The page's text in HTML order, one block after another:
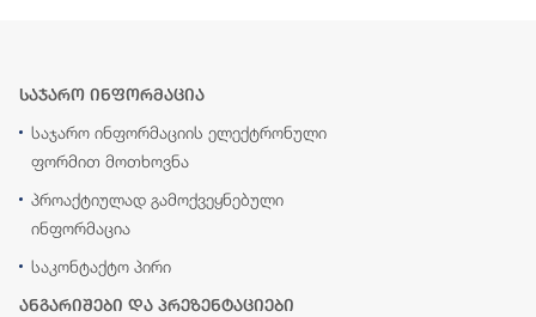
საჯარო ინფორმაცია
საჯარო ინფორმაციის ელექტრონული
ფორმით მოთხოვნა
პროაქტიულად გამოქვეყნებული
ინფორმაცია
საკონტაქტო პირი
ანგარიშები და პრეზენტაციები